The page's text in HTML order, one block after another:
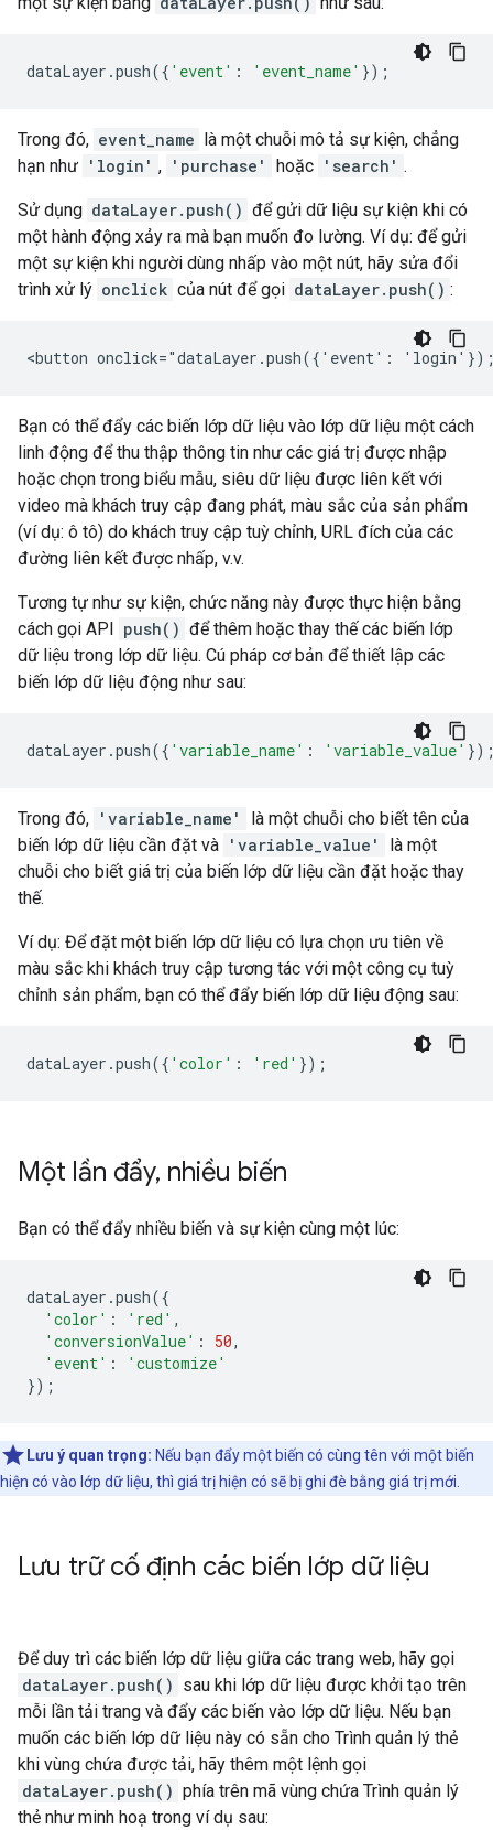
dataLayer .push({ 'event' : 'event_name' });
Trong đó, event_name là một chuỗi mô tả sự kiện, chẳng
hạn như 'login' , 'purchase' hoặc 'search' .
Sử dụng dataLayer.push() để gửi dữ liệu sự kiện khi có
một hành động xảy ra mà bạn muốn đo lường. Ví dụ: để gửi
một sự kiện khi người dùng nhấp vào một nút, hãy sửa đổi
trình xử lý onclick của nút để gọi dataLayer.push() :
Bạn có thể đẩy các biến lớp dữ liệu vào lớp dữ liệu một cách
linh động để thu thập thông tin như các giá trị được nhập
hoặc chọn trong biểu mẫu, siêu dữ liệu được liên kết với
video mà khách truy cập đang phát, màu sắc của sản phẩm
(ví dụ: ô tô) do khách truy cập tuỳ chỉnh, URL đích của các
đường liên kết được nhấp, v.v.
Tương tự như sự kiện, chức năng này được thực hiện bằng
cách gọi API push() để thêm hoặc thay thế các biến lớp
dữ liệu trong lớp dữ liệu. Cú pháp cơ bản để thiết lập các
biến lớp dữ liệu động như sau:
dataLayer .push({ 'variable_name' : 'variable_value'
Trong đó, 'variable_name'
là một chuỗi cho biết tên của
biến lớp dữ liệu cần đặt và 'variable_value'
là một
chuỗi cho biết giá trị của biến lớp dữ liệu cần đặt hoặc thay
thế.
Ví dụ: Để đặt một biến lớp dữ liệu có lựa chọn ưu tiên về
màu sắc khi khách truy cập tương tác với một công cụ tuỳ
chỉnh sản phẩm, bạn có thể đẩy biến lớp dữ liệu động sau:
dataLayer .push({ 'color' : 'red' });
Một lần đẩy, nhiều biến
Bạn có thể đẩy nhiều biến và sự kiện cùng một lúc:
dataLayer .push({
'color' : 'red' ,
'conversionValue' : 50,
'event' :
'customize'
});
Lưu ý quan trọng: Nếu bạn đẩy một biến có cùng tên với một biến
hiện có vào lớp dữ liệu, thì giá trị hiện có sẽ bị ghi đè bằng giá trị mới.
Lưu trữ cố định các biến lớp dữ liệu
Để duy trì các biến lớp dữ liệu giữa các trang web, hãy gọi
dataLayer.push() sau khi lớp dữ liệu được khởi tạo trên
mỗi lần tải trang và đẩy các biến vào lớp dữ liệu. Nếu bạn
muốn các biến lớp dữ liệu này có sẵn cho Trình quản lý thẻ
khi vùng chứa được tải, hãy thêm một lệnh gọi
dataLayer.push() phía trên mã vùng chứa Trình quản lý
thẻ như minh hoạ trong ví dụ sau: